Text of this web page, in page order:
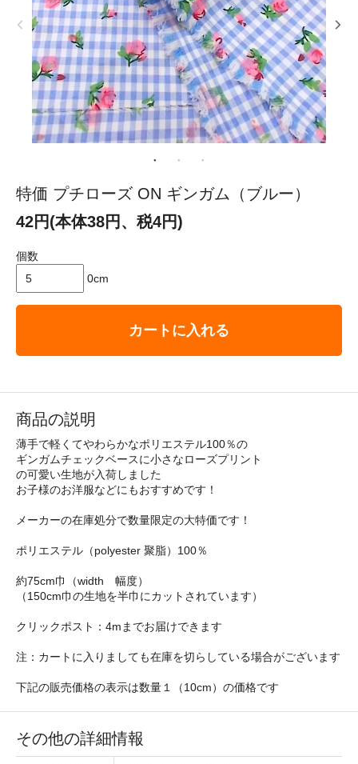
特価 プチローズ ON ギンガム（ブルー）
42円(本体38円、税4円)
個数
0cm
カートに入れる
商品の説明
薄手で軽くてやわらかなポリエステル100％の
ギンガムチェックベースに小さなローズプリント
の可愛い生地が入荷しました
お子様のお洋服などにもおすすめです！
メーカーの在庫処分で数量限定の大特価です！
ポリエステル（polyester 聚脂）100％
約75cm巾（width 幅度）
（150cm巾の生地を半巾にカットされています）
クリックポスト：4mまでお届けできます
注：カートに入りましても在庫を切らしている場合がございます
下記の販売価格の表示は数量１（10cm）の価格です
その他の詳細情報